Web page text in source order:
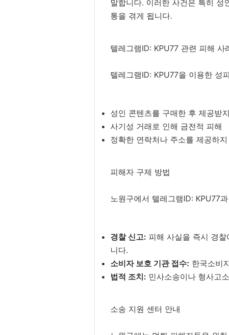
말합니다. 이러한 사건은 특히 성
통을 겪게 됩니다.
텔레그램ID: KPU77 관련 피해 사
텔레그램ID: KPU77을 이용한 성
성인 콘텐츠를 구매한 후 제공받
사기성 거래로 인해 금전적 피해
정확한 연락처나 주소를 제공하
피해자 구제 방법
노원구에서 텔레그램ID: KPU77
경찰 신고: 피해 사실을 즉시 경
니다.
소비자 보호 기관 접수: 한국소비
법적 조치: 민사소송이나 형사고
소송 지원 센터 안내